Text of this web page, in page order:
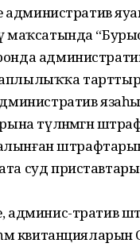
административ
маҡсатында
административ
түләнмәгән
штрафтарын
суд
админис-
һәм